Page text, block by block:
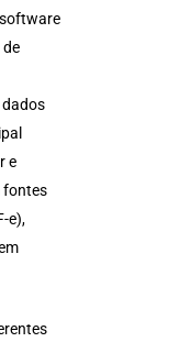
de
dados
e
fontes
e),